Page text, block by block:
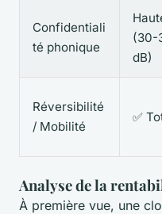
Confidentiali
té phonique
(30-
dB)
Réversibilité
/ Mobilité
✅
Analyse de la
À première vue, une